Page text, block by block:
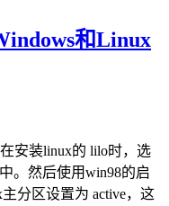
和Linux
安装linux的 lilo时，选
。然后使用win98的启
分区设置为 active，这